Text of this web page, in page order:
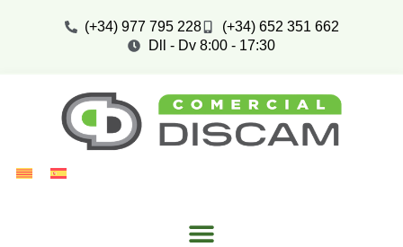
(+34) 977 795 228
(+34) 652 351 662
Dll - Dv 8:00 - 17:30